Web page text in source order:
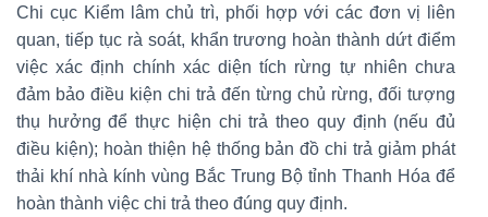
Chi cục Kiểm lâm chủ trì, phối hợp với các đơn vị liên
quan, tiếp tục rà soát, khẩn trương hoàn thành dứt điểm
việc xác định chính xác diện tích rừng tự nhiên chưa
đảm bảo điều kiện chi trả đến từng chủ rừng, đối tượng
thụ hưởng để thực hiện chi trả theo quy định (nếu đủ
điều kiện); hoàn thiện hệ thống bản đồ chi trả giảm phát
thải khí nhà kính vùng Bắc Trung Bộ tỉnh Thanh Hóa để
hoàn thành việc chi trả theo đúng quy định.